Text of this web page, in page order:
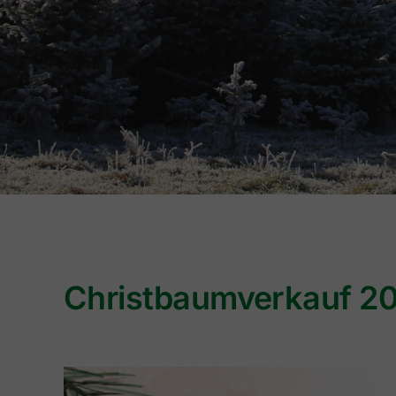
Christbaumverkauf